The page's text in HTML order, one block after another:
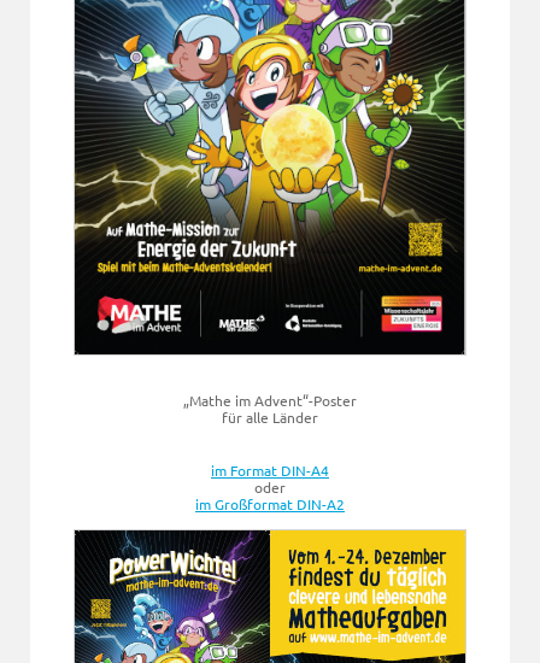
„Mathe im Advent“-Poster
für alle Länder
im Format DIN-A4
oder
im Großformat DIN-A2